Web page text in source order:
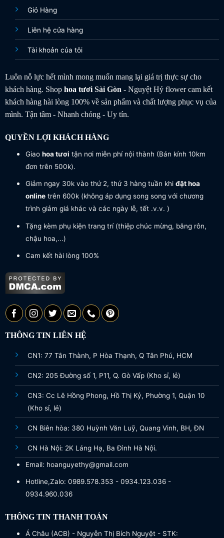
Giỏ Hàng
Liên hệ cửa hàng
Tài khoản của tôi
Luôn nỗ lực hết mình mong muốn mang lại giá trị thực sự cho
khách hàng. Shop hoa tươiSài Gòn - Nguyệt Hỷ flower cam kết
khách hàng hài lòng 100% về sản phẩm và chất lượng phục vụ của
mình. Tận tâm - Nhanh chóng - Uy tín.
QUYỀN LỢI KHÁCH HÀNG
Giao hoa tươi tận nơi miễn phí nội thành (Bán kính 10km
đơn trên 500k).
Giảm ngay 30k vào thứ 2, thứ 3 hàng tuần khi đặt hoa
onlinetrên 600k (không áp dụng song song với chương
trình giảm giá khác và các ngày lễ, tết .v.v. )
Tặng kèm phụ kiện trang trí (thiệp chúc mừng, băng rôn,
chậu hoa,...)
Cam kết hài lòng 100%
THÔNG TIN LIÊN HỆ
CN1: 77 Tân Thành, P Hòa Thạnh, Q Tân Phú, HCM
CN2: 205 Đường số 1, P11, Q. Gò Vấp (Kho sỉ, lẻ)
CN3: Cc Lê Hồng Phong, Hồ Thị Kỷ, Phường 1, Quận 10
(Kho sỉ, lẻ)
CN Biên hòa: 380 Huỳnh Văn Luỹ, Quang Vinh, BH, ĐN
CN Hà Nội: 2K Láng Hạ, Ba Đình Hà Nội.
Email: hoanguyethy@gmail.com
Hotline,Zalo: 0989.578.353 - 0934.123.036 -
0934.960.036
THÔNG TIN THANH TOÁN
Á Châu (ACB) - Nguyễn Thị Bích Nguyệt - STK: